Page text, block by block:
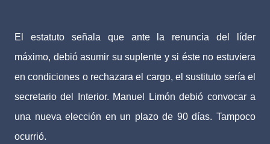
El estatuto señala que ante la renuncia del líder
máximo, debió asumir su suplente y si éste no estuviera
en condiciones o rechazara el cargo, el sustituto sería el
secretario del Interior. Manuel Limón debió convocar a
una nueva elección en un plazo de 90 días. Tampoco
ocurrió.